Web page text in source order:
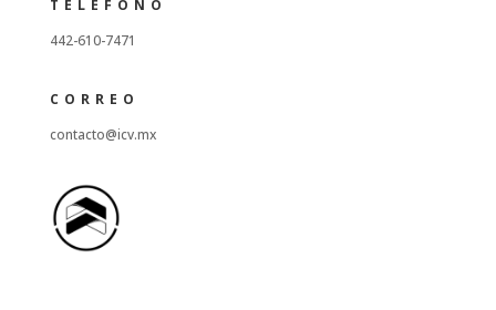
TELÉFONO
442-610-7471
CORREO
contacto@icv.mx